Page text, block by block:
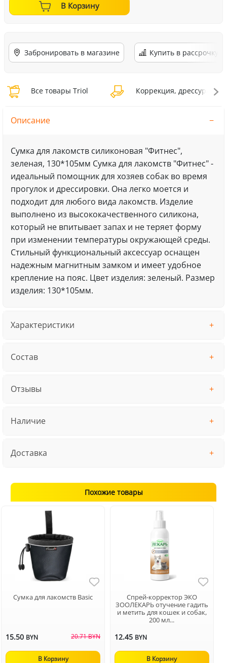
В Корзину
Забронировать в магазине Купить в рассрочку
Все товары Triol Коррекция, дрессура Triol
Описание
Сумка для лакомств силиконовая "Фитнес",
зеленая, 130*105мм Сумка для лакомств "Фитнес" -
идеальный помощник для хозяев собак во время
прогулок и дрессировки. Она легко моется и
подходит для любого вида лакомств. Изделие
выполнено из высококачественного силикона,
который не впитывает запах и не теряет форму
при изменении температуры окружающей среды.
Стильный функциональный аксессуар оснащен
надежным магнитным замком и имеет удобное
крепление на пояс. Цвет изделия: зеленый. Размер
изделия: 130*105мм.
Характеристики
Состав
Отзывы
Наличие
Доставка
Похожие товары
Сумка для лакомств Basic
15.50 BYN 20.71 BYN
В Корзину
Спрей-корректор ЭКО
ЗООЛЕКАРЬ отучение гадить
и метить для кошек и собак,
200 мл...
12.45 BYN
В Корзину